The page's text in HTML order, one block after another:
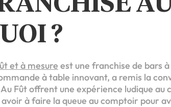
?
et à mesure est une franchise de bars
à table innovant, a remis la
Fût offrent une expérience ludique
avoir à faire la queue au comptoir pour